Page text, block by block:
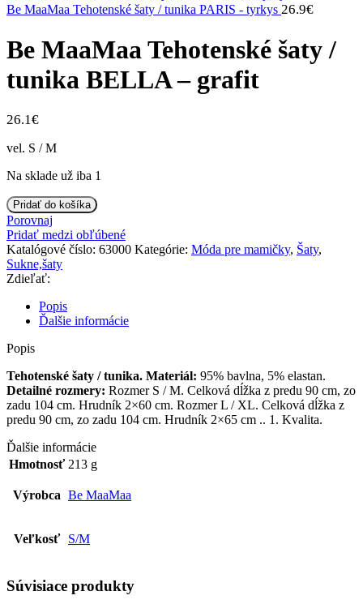
Be MaaMaa Tehotenské šaty / tunika PARIS - tyrkys 26.9€
Be MaaMaa Tehotenské šaty /
tunika BELLA – grafit
26.1€
vel. S / M
Na sklade už iba 1
množstvo
Be
MaaMaa
Tehotenské
šaty
/
BELLA
Pridať do košíka
Porovnaj
Pridať medzi obľúbené
Katalógové číslo: 63000 Kategórie: Móda pre mamičky, Šaty,
Sukne,šaty
Zdieľať:
Popis
Ďalšie informácie
Popis
Tehotenské šaty / tunika. Materiál: 95% bavlna, 5% elastan.
Detailné rozmery: Rozmer S / M. Celková dĺžka z predu 90 cm, zo
zadu 104 cm. Hrudník 2×60 cm. Rozmer L / XL. Celková dĺžka z
predu 90 cm, zo zadu 104 cm. Hrudník 2×65 cm .. 1. Kvalita.
Ďalšie informácie
Hmotnosť 213 g
Výrobca Be MaaMaa
Veľkosť S/M
Súvisiace produkty